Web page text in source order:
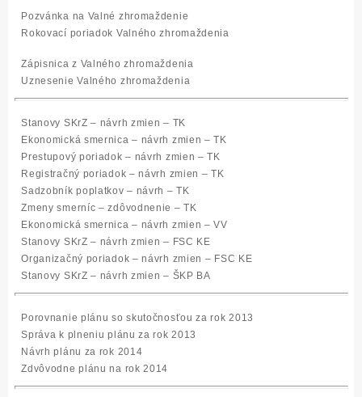
Pozvánka na Valné zhromaždenie
Rokovací poriadok Valného zhromaždenia
Zápisnica z Valného zhromaždenia
Uznesenie Valného zhromaždenia
Stanovy SKrZ – návrh zmien – TK
Ekonomická smernica – návrh zmien – TK
Prestupový poriadok – návrh zmien – TK
Registračný poriadok – návrh zmien – TK
Sadzobník poplatkov – návrh – TK
Zmeny smerníc – zdôvodnenie – TK
Ekonomická smernica – návrh zmien – VV
Stanovy SKrZ – návrh zmien – FSC KE
Organizačný poriadok – návrh zmien – FSC KE
Stanovy SKrZ – návrh zmien – ŠKP BA
Porovnanie plánu so skutočnosťou za rok 2013
Správa k plneniu plánu za rok 2013
Návrh plánu za rok 2014
Zdvôvodne plánu na rok 2014